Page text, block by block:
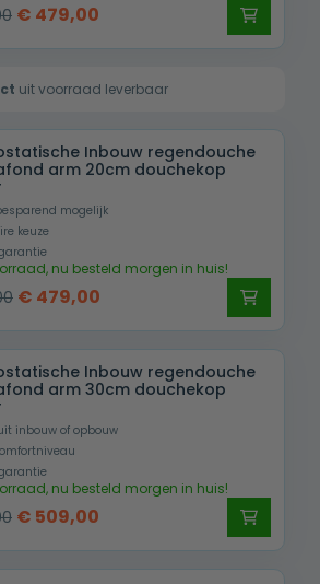
Oorspronkelijke
€ 729,00.
€ 479,00
€ 479,00.
uit voorraad leverbaar
Inbouw regendouche
arm 20cm douchekop
mogelijk
keuze
nu besteld morgen in huis!
Oorspronkelijke
was:
€ 709,00.
€ 479,00
is:
€ 479,00.
Inbouw regendouche
arm 30cm douchekop
inbouw of opbouw
nu besteld morgen in huis!
Oorspronkelijke
was:
€ 509,00
is: